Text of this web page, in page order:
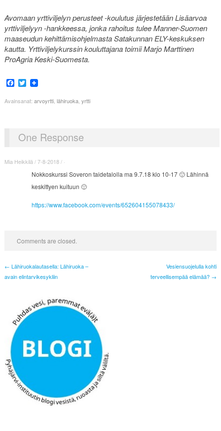
Avomaan yrttiviljelyn perusteet -koulutus järjestetään Lisäarvoa
yrttiviljelyyn -hankkeessa, jonka rahoitus tulee Manner-Suomen
maaseudun kehittämisohjelmasta Satakunnan ELY-keskuksen
kautta. Yrttiviljelykurssin kouluttajana toimii Marjo Marttinen
ProAgria Keski-Suomesta.
Facebook
Twitter
Avainsanat: arvoyrtti, lähiruoka, yrtti
One Response
Mia Heikkilä / 7-8-2018 / ·
Nokkoskurssi Soveron taidetalolla ma 9.7.18 klo 10-17 🙂 Lähinnä
keskittyen kuituun 🙂
https://www.facebook.com/events/652604155078433/
Comments are closed.
← Lähiruokalautasella: Lähiruoka –
avain elintarvikesykliin
Vesiensuojelulla kohti
terveellisempää elämää? →